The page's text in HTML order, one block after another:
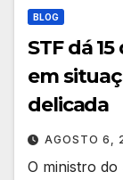
BLOG
STF dá
em
delicada
AGOSTO 6,
O ministro